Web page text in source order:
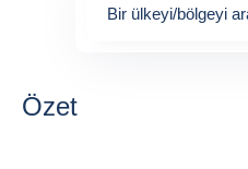
Bir ülkeyi/bölgeyi
Özet